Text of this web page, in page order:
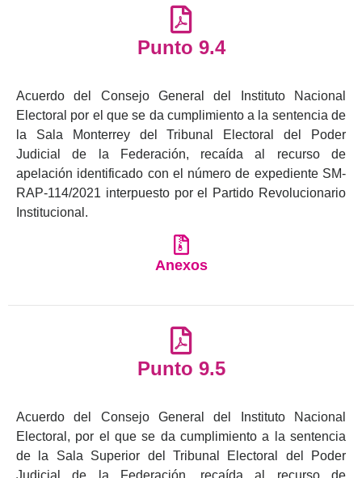
Punto 9.4
Acuerdo del Consejo General del Instituto Nacional
Electoral por el que se da cumplimiento a la sentencia de
la Sala Monterrey del Tribunal Electoral del Poder
Judicial de la Federación, recaída al recurso de
apelación identificado con el número de expediente SM-
RAP-114/2021 interpuesto por el Partido Revolucionario
Institucional.
Anexos
Punto 9.5
Acuerdo del Consejo General del Instituto Nacional
Electoral, por el que se da cumplimiento a la sentencia
de la Sala Superior del Tribunal Electoral del Poder